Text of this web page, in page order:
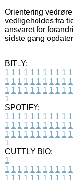
Orientering
vedligeholdes fra
ansvaret for
sidste gang
BITLY:
1 1 1 1 1 1 1 1 1 1 1
1 1 1 1 1 1 1 1 1 1 1
1 1 1 1 1 1 1 1 1 1 1
1
SPOTIFY:
1 1 1 1 1 1 1 1 1 1 1
1 1 1 1 1 1 1 1 1 1 1
1 1 1 1 1 1 1 1 1 1 1
1
CUTTLY BIO:
1
1 1 1 1 1 1 1 1 1 1 1
1 1 1 1 1 1 1 1 1 1 1